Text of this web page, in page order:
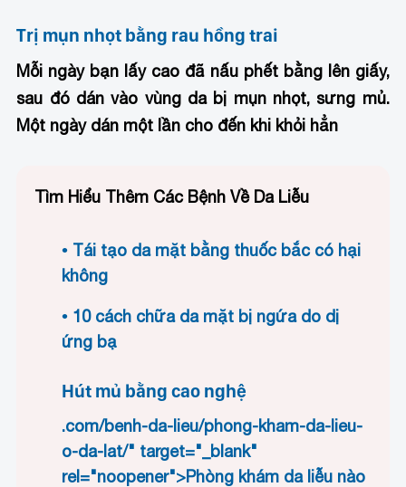
Trị mụn nhọt bằng rau hồng trai
Mỗi ngày bạn lấy cao đã nấu phết bằng lên giấy,
sau đó dán vào vùng da bị mụn nhọt, sưng mủ.
Một ngày dán một lần cho đến khi khỏi hẳn
Tìm Hiểu Thêm Các Bệnh Về Da Liễu
Tái tạo da mặt bằng thuốc bắc có hại
không
10 cách chữa da mặt bị ngứa do dị
ứng bạ
Hút mủ bằng cao nghệ
.com/benh-da-lieu/phong-kham-da-lieu-
o-da-lat/" target="_blank"
rel="noopener">Phòng khám da liễu nào